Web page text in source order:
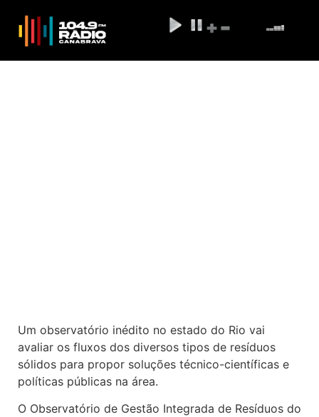
Um observatório inédito no estado do Rio vai
avaliar os fluxos dos diversos tipos de resíduos
sólidos para propor soluções técnico-científicas e
políticas públicas na área.
O Observatório de Gestão Integrada de Resíduos do